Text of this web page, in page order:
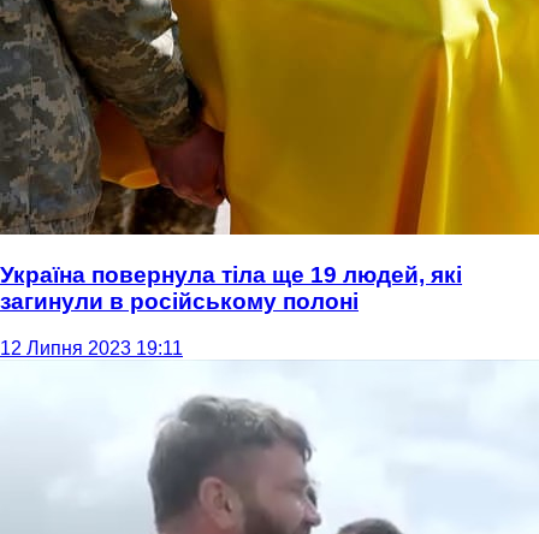
Україна повернула тіла ще 19 людей, які
загинули в російському полоні
12 Липня 2023 19:11